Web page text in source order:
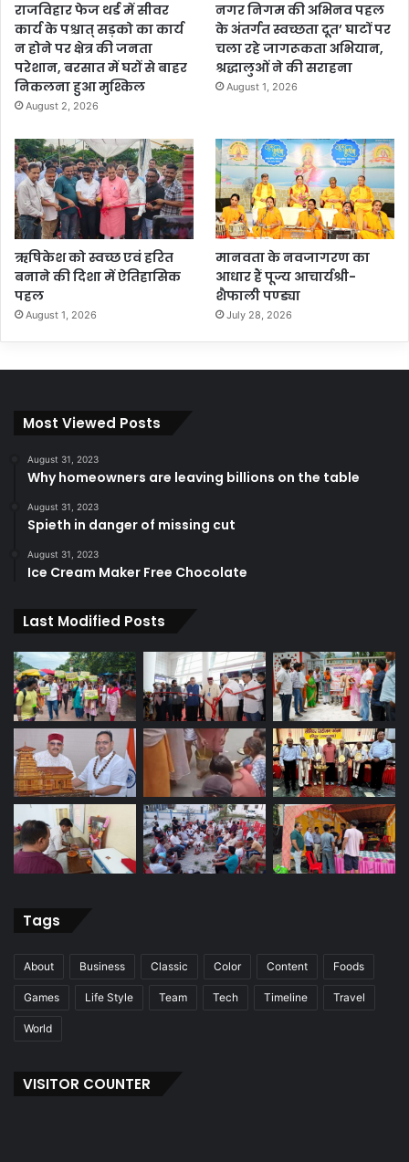
राजविहार फेज थर्ड में सीवर
कार्य के पश्चात् सड़को का कार्य
न होने पर क्षेत्र की जनता
परेशान, बरसात में घरों से बाहर
निकलना हुआ मुश्किल
August 2, 2026
नगर निगम की अभिनव पहल
के अंतर्गत स्वच्छता दूत’ घाटों पर
चला रहे जागरूकता अभियान,
श्रद्धालुओं ने की सराहना
August 1, 2026
ऋषिकेश को स्वच्छ एवं हरित
बनाने की दिशा में ऐतिहासिक
पहल
August 1, 2026
मानवता के नवजागरण का
आधार हैं पूज्य आचार्यश्री-
शैफाली पण्ड्या
July 28, 2026
Most Viewed Posts
August 31, 2023
Why homeowners are leaving billions on the table
August 31, 2023
Spieth in danger of missing cut
August 31, 2023
Ice Cream Maker Free Chocolate
Last Modified Posts
Tags
About Business Classic Color Content Foods
Games Life Style Team Tech Timeline Travel
World
VISITOR COUNTER